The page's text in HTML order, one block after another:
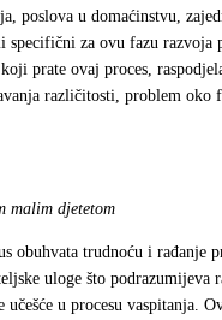
poslova u domaćinstvu,
specifični za ovu fazu razvoja
prate ovaj proces,
različitosti, problem oko
malim djetetom
obuhvata trudnoću i rađanje
uloge što podrazumijeva
učešće u procesu vaspitanja.